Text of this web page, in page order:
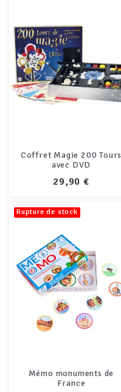
Coffret Magie 200 Tours
avec DVD
PRIX
29,90 €
Rupture de stock
Mémo monuments de
France